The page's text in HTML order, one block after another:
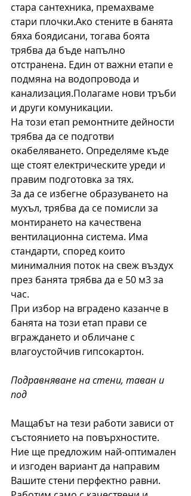
стара сантехника, премахваме
стари плочки.Ако стените в банята
бяха боядисани, тогава боята
трябва да бъде напълно
отстранена. Един от важни етапи е
подмяна на водопровода и
канализация.Полагаме нови тръби
и други комуникации.
На този етап ремонтните дейности
трябва да се подготви
окабеляването. Определяме къде
ще стоят електрическите уреди и
правим подготовка за тях.
За да се избегне образуването на
мухъл, трябва да се помисли за
монтирането на качествена
вентилационна система. Има
стандарти, според които
минималния поток на свеж въздух
през банята трябва да е 50 м3 за
час.
При избор на вградено казанче в
банята на този етап прави се
вграждането и обличане с
влагоустойчив гипсокартон.
Подравняване на стени, таван и
под
Мащабът на тези работи зависи от
състоянието на повърхностите.
Ние ще предложим най-оптимален
и изгоден вариант да направим
Вашите стени перфектно равни.